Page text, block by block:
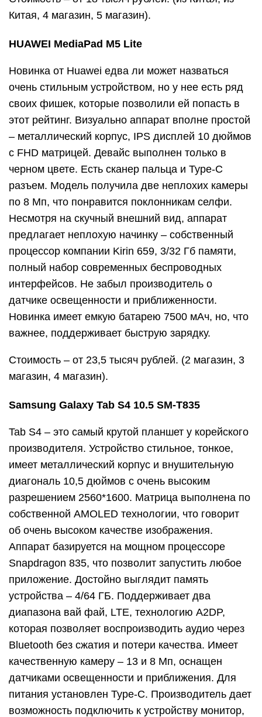
Китая, 4 магазин, 5 магазин).
HUAWEI MediaPad M5 Lite
Новинка от Huawei едва ли может назваться
очень стильным устройством, но у нее есть ряд
своих фишек, которые позволили ей попасть в
этот рейтинг. Визуально аппарат вполне простой
– металлический корпус, IPS дисплей 10 дюймов
с FHD матрицей. Девайс выполнен только в
черном цвете. Есть сканер пальца и Type-C
разъем. Модель получила две неплохих камеры
по 8 Мп, что понравится поклонникам селфи.
Несмотря на скучный внешний вид, аппарат
предлагает неплохую начинку – собственный
процессор компании Kirin 659, 3/32 Гб памяти,
полный набор современных беспроводных
интерфейсов. Не забыл производитель о
датчике освещенности и приближенности.
Новинка имеет емкую батарею 7500 мАч, но, что
важнее, поддерживает быструю зарядку.
Стоимость – от 23,5 тысяч рублей. (2 магазин, 3
магазин, 4 магазин).
Samsung Galaxy Tab S4 10.5 SM-T835
Tab S4 – это самый крутой планшет у корейского
производителя. Устройство стильное, тонкое,
имеет металлический корпус и внушительную
диагональ 10,5 дюймов с очень высоким
разрешением 2560*1600. Матрица выполнена по
собственной AMOLED технологии, что говорит
об очень высоком качестве изображения.
Аппарат базируется на мощном процессоре
Snapdragon 835, что позволит запустить любое
приложение. Достойно выглядит память
устройства – 4/64 ГБ. Поддерживает два
диапазона вай фай, LTE, технологию A2DP,
которая позволяет воспроизводить аудио через
Bluetooth без сжатия и потери качества. Имеет
качественную камеру – 13 и 8 Мп, оснащен
датчиками освещенности и приближения. Для
питания установлен Type-С. Производитель дает
возможность подключить к устройству монитор,